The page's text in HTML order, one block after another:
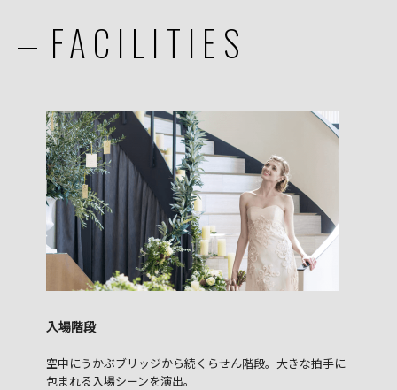
FACILITIES
入場階段
空中にうかぶブリッジから続くらせん階段。大きな拍手に
包まれる入場シーンを演出。